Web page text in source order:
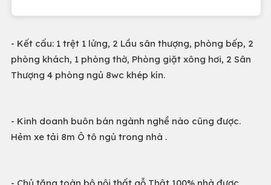
- Kết cấu: 1 trệt 1 lửng, 2 Lầu sân thượng, phòng bếp, 2
phòng khách, 1 phòng thờ, Phòng giặt xông hơi, 2 Sân
Thượng 4 phòng ngủ 8wc khép kín.
- Kinh doanh buôn bán ngành nghề nào cũng được.
Hẻm xe tải 8m Ô tô ngủ trong nhà .